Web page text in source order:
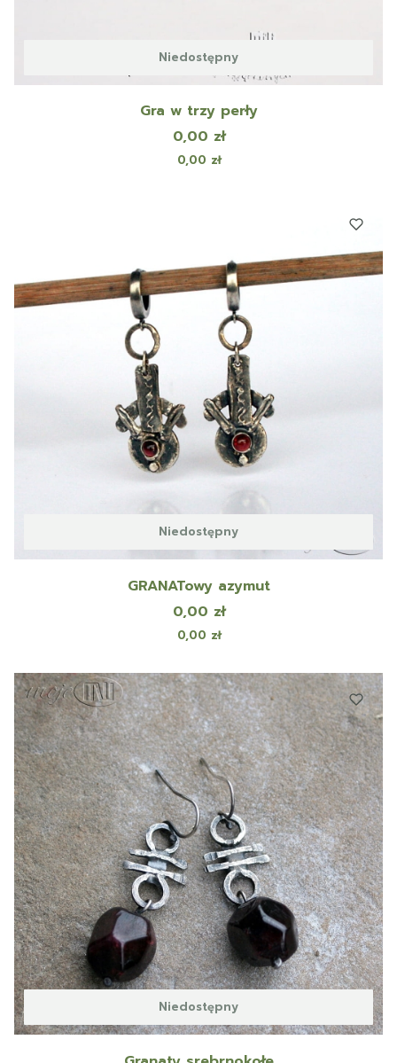
Niedostępny
Gra w trzy perły
Cena
0,00 zł
Cena
0,00 zł
Niedostępny
GRANATowy azymut
Cena
0,00 zł
Cena
0,00 zł
Niedostępny